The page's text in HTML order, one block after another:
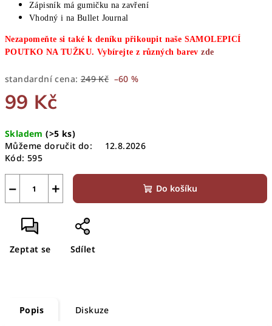
Zápisník má gumičku na zavření
Vhodný i na Bullet Journal
Nezapomeňte si také k deníku přikoupit naše SAMOLEPICÍ
POUTKO NA TUŽKU. Vybírejte z různých barev zde
standardní cena: 249 Kč –60 %
99 Kč
cena:
Skladem(>5 ks)
Můžeme doručit do:
12.8.2026
Kód: 595
+
− Do košíku
Zeptat se Sdílet
Popis Diskuze